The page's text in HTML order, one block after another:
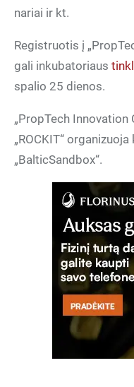
nariai ir kt.
Registruotis į
gali inkubatoriaus
spalio 25 dienos.
„PropTech Innovation
„ROCKIT“
„BalticSandbox“.